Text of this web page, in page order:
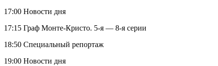
17:00 Новости дня
17:15 Граф Монте-Кристо. 5-я — 8-я серии
18:50 Специальный репортаж
19:00 Новости дня